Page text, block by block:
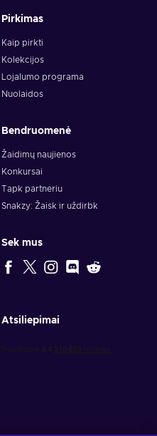
Pirkimas
Kaip pirkti
Kolekcijos
Lojalumo programa
Nuolaidos
Bendruomenė
Žaidimų naujienos
Konkursai
Tapk partneriu
Snakzy: Žaisk ir uždirbk
Sek mus
Atsiliepimai